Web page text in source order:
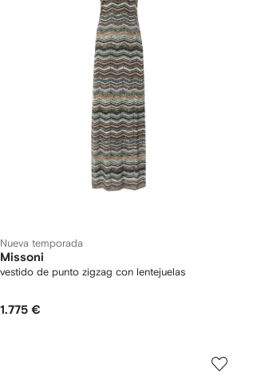
Nueva temporada
Missoni
vestido de punto zigzag con lentejuelas
1.775 €